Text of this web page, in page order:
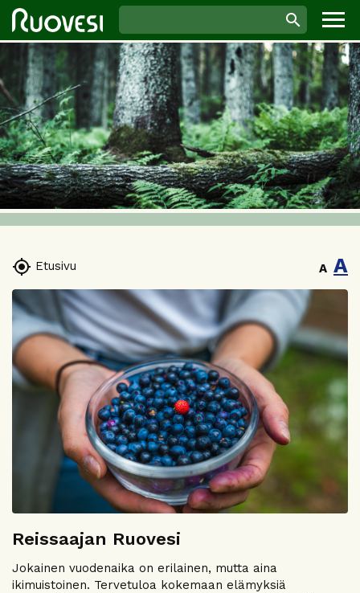
 Etusivu A A
Reissaajan Ruovesi
Jokainen vuodenaika on erilainen, mutta aina
ikimuistoinen. Tervetuloa kokemaan elämyksiä